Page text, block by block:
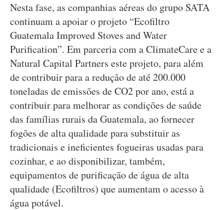
Nesta fase, as companhias aéreas do grupo SATA
continuam a apoiar o projeto “Ecofiltro
Guatemala Improved Stoves and Water
Purification”. Em parceria com a ClimateCare e a
Natural Capital Partners este projeto, para além
de contribuir para a redução de até 200.000
toneladas de emissões de CO2 por ano, está a
contribuir para melhorar as condições de saúde
das famílias rurais da Guatemala, ao fornecer
fogões de alta qualidade para substituir as
tradicionais e ineficientes fogueiras usadas para
cozinhar, e ao disponibilizar, também,
equipamentos de purificação de água de alta
qualidade (Ecofiltros) que aumentam o acesso à
água potável.